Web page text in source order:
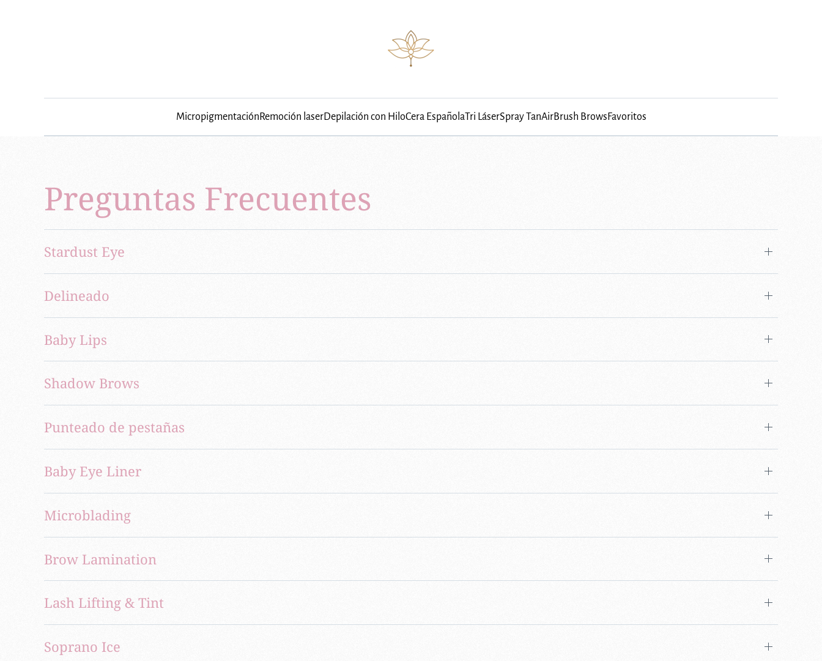
Micropigmentación Remoción laserDepilación con HiloCera EspañolaTri LáserSpray TanAirBrush Brows Favoritos
Preguntas Frecuentes
Stardust Eye
Delineado
Baby Lips
Shadow Brows
Punteado de pestañas
Baby Eye Liner
Microblading
Brow Lamination
Lash Lifting & Tint
Soprano Ice